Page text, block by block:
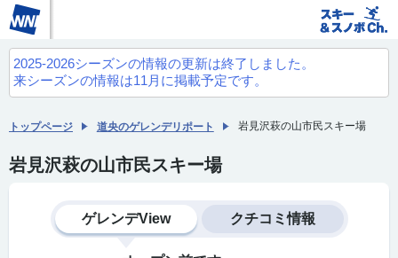
2025-2026シーズンの情報の更新は終了しました。
来シーズンの情報は11月に掲載予定です。
トップページ 道央のゲレンデリポート 岩見沢萩の山市民スキー場
岩見沢萩の山市民スキー場
ゲレンデView クチコミ情報